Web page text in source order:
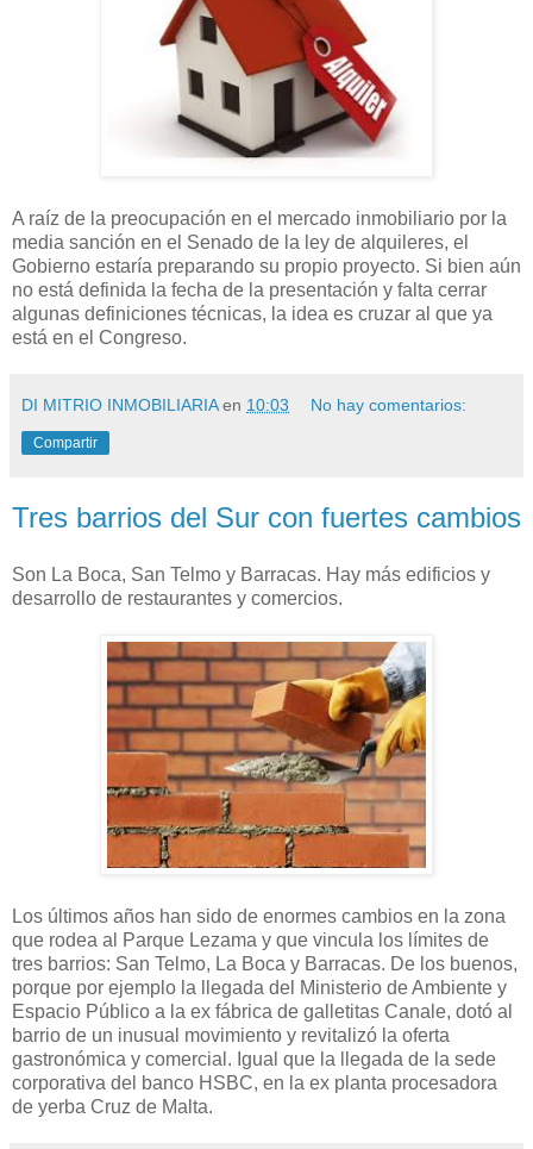
A raíz de la preocupación en el mercado inmobiliario por la
media sanción en el Senado de la ley de alquileres, el
Gobierno estaría preparando su propio proyecto. Si bien aún
no está definida la fecha de la presentación y falta cerrar
algunas definiciones técnicas, la idea es cruzar al que ya
está en el Congreso.
DI MITRIO INMOBILIARIA en 10:03 No hay comentarios:
Compartir
Tres barrios del Sur con fuertes cambios
Son La Boca, San Telmo y Barracas. Hay más edificios y
desarrollo de restaurantes y comercios.
Los últimos años han sido de enormes cambios en la zona
que rodea al Parque Lezama y que vincula los límites de
tres barrios: San Telmo, La Boca y Barracas. De los buenos,
porque por ejemplo la llegada del Ministerio de Ambiente y
Espacio Público a la ex fábrica de galletitas Canale, dotó al
barrio de un inusual movimiento y revitalizó la oferta
gastronómica y comercial. Igual que la llegada de la sede
corporativa del banco HSBC, en la ex planta procesadora
de yerba Cruz de Malta.